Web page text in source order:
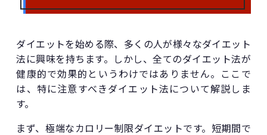
ダイエットを始める際、多くの人が様々なダイエット
法に興味を持ちます。しかし、全てのダイエット法が
健康的で効果的というわけではありません。ここで
は、特に注意すべきダイエット法について解説しま
す。
まず、極端なカロリー制限ダイエットです。短期間で